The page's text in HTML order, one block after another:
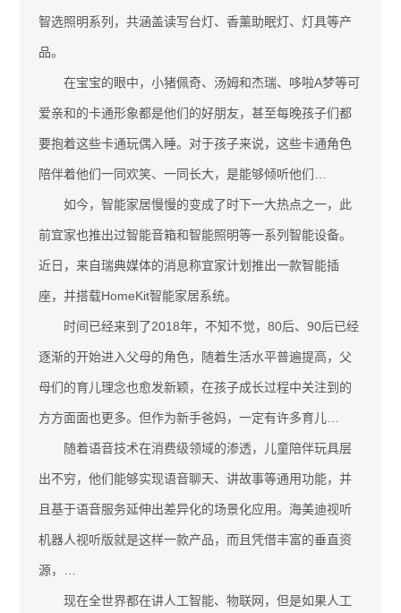
智选照明系列，共涵盖读写台灯、香薰助眠灯、灯具等产
品。
在宝宝的眼中，小猪佩奇、汤姆和杰瑞、哆啦A梦等可
爱亲和的卡通形象都是他们的好朋友，甚至每晚孩子们都
要抱着这些卡通玩偶入睡。对于孩子来说，这些卡通角色
陪伴着他们一同欢笑、一同长大，是能够倾听他们…
如今，智能家居慢慢的变成了时下一大热点之一，此
前宜家也推出过智能音箱和智能照明等一系列智能设备。
近日，来自瑞典媒体的消息称宜家计划推出一款智能插
座，并搭载HomeKit智能家居系统。
时间已经来到了2018年，不知不觉，80后、90后已经
逐渐的开始进入父母的角色，随着生活水平普遍提高，父
母们的育儿理念也愈发新颖，在孩子成长过程中关注到的
方方面面也更多。但作为新手爸妈，一定有许多育儿…
随着语音技术在消费级领域的渗透，儿童陪伴玩具层
出不穷，他们能够实现语音聊天、讲故事等通用功能，并
且基于语音服务延伸出差异化的场景化应用。海美迪视听
机器人视听版就是这样一款产品，而且凭借丰富的垂直资
源，…
现在全世界都在讲人工智能、物联网，但是如果人工